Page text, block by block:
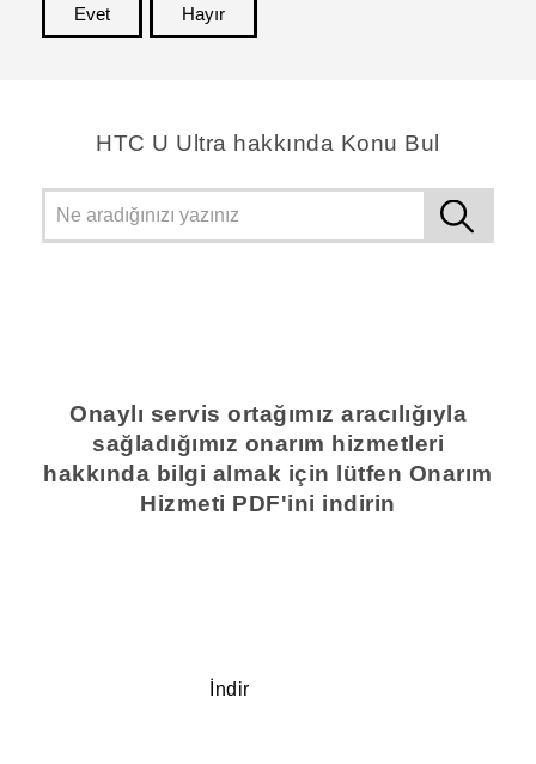
Evet
Hayır
HTC U Ultra hakkında Konu Bul
Onaylı servis ortağımız aracılığıyla
sağladığımız onarım hizmetleri
hakkında bilgi almak için lütfen Onarım
Hizmeti PDF'ini indirin
İndir